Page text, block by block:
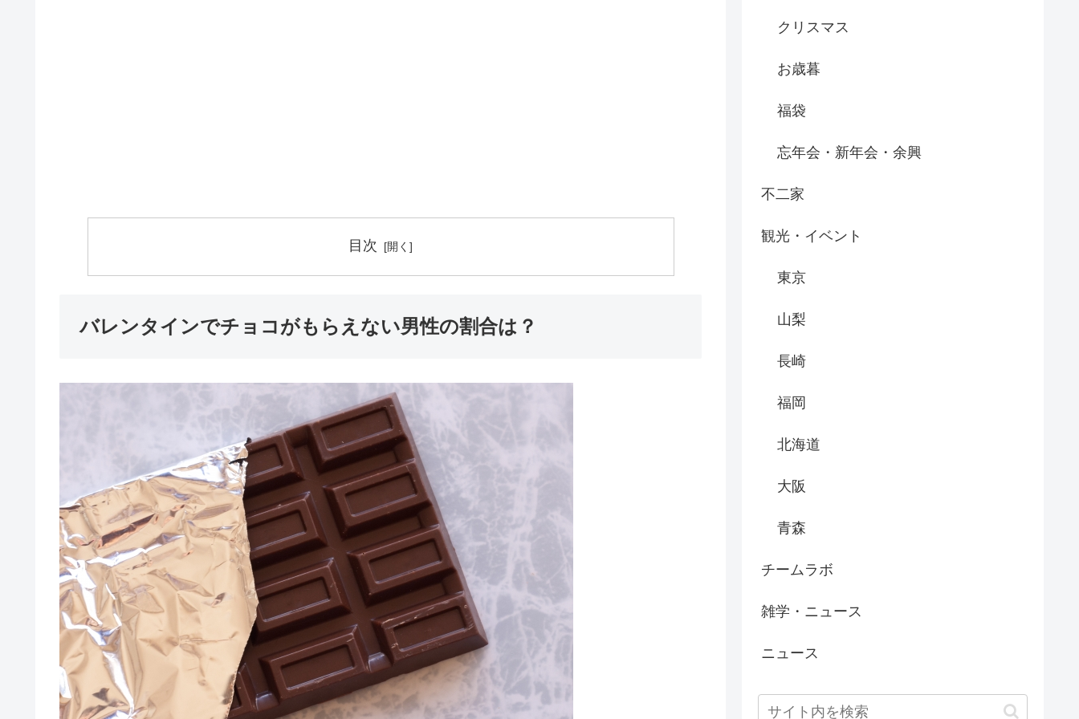
目次
バレンタインでチョコがもらえない男性の割合は？
クリスマス
お歳暮
福袋
忘年会・新年会・余興
不二家
観光・イベント
東京
山梨
長崎
福岡
北海道
大阪
青森
チームラボ
雑学・ニュース
ニュース